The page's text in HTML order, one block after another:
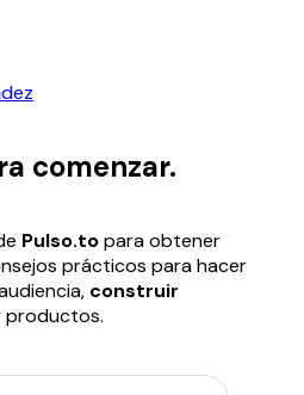
comenzar.
Pulso.topara obtener
prácticos para hacer
construir
productos.